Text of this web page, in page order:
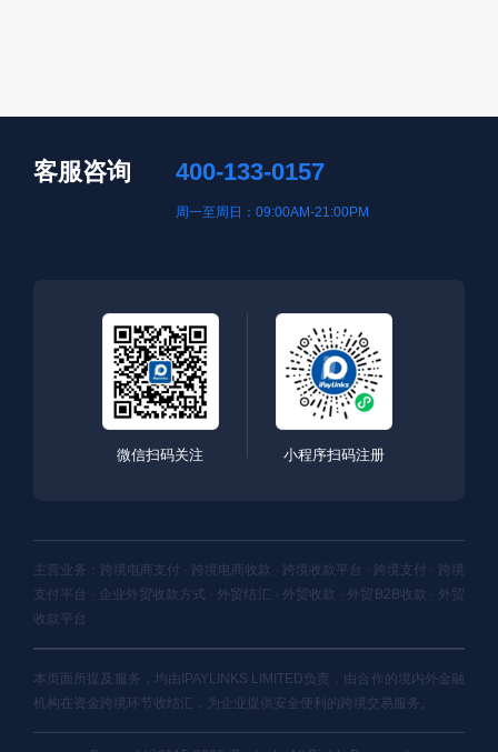
客服咨询 400-133-0157
周一至周日：09:00AM-21:00PM
微信扫码关注 小程序扫码注册
主营业务：跨境电商支付 · 跨境电商收款 · 跨境收款平台 · 跨境支付 · 跨境
支付平台 · 企业外贸收款方式 · 外贸结汇 · 外贸收款 · 外贸B2B收款 · 外贸
收款平台
本页面所提及服务，均由IPAYLINKS LIMITED负责，由合作的境内外金融
机构在资金跨境环节收结汇，为企业提供安全便利的跨境交易服务。